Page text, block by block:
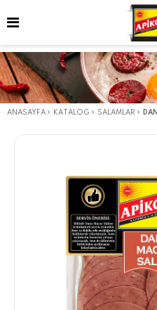
ANASAYFA KATALOG SALAMLAR